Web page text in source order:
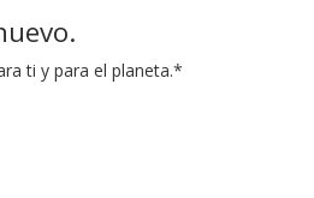
ti y para el planeta.*